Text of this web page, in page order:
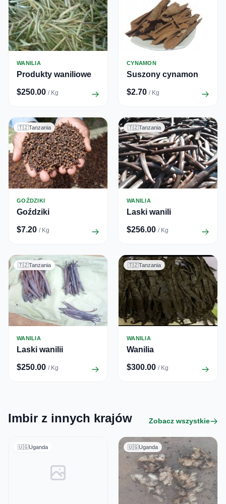
WANILIA
Produkty waniliowe
$250.00 / Kg
CYNAMON
Suszony cynamon
$2.70 / Kg
🇹🇿Tanzania
GOŹDZIKI
Goździki
$7.20 / Kg
🇹🇿Tanzania
WANILIA
Laski wanili
$256.00 / Kg
🇹🇿Tanzania
WANILIA
Laski wanilii
$250.00 / Kg
🇹🇿Tanzania
WANILIA
Wanilia
$300.00 / Kg
Imbir z innych krajów Zobacz wszystkie
🇺🇬Uganda 🇺🇬Uganda